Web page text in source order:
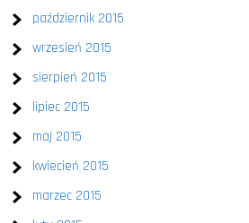
październik 2015
wrzesień 2015
sierpień 2015
lipiec 2015
maj 2015
kwiecień 2015
marzec 2015